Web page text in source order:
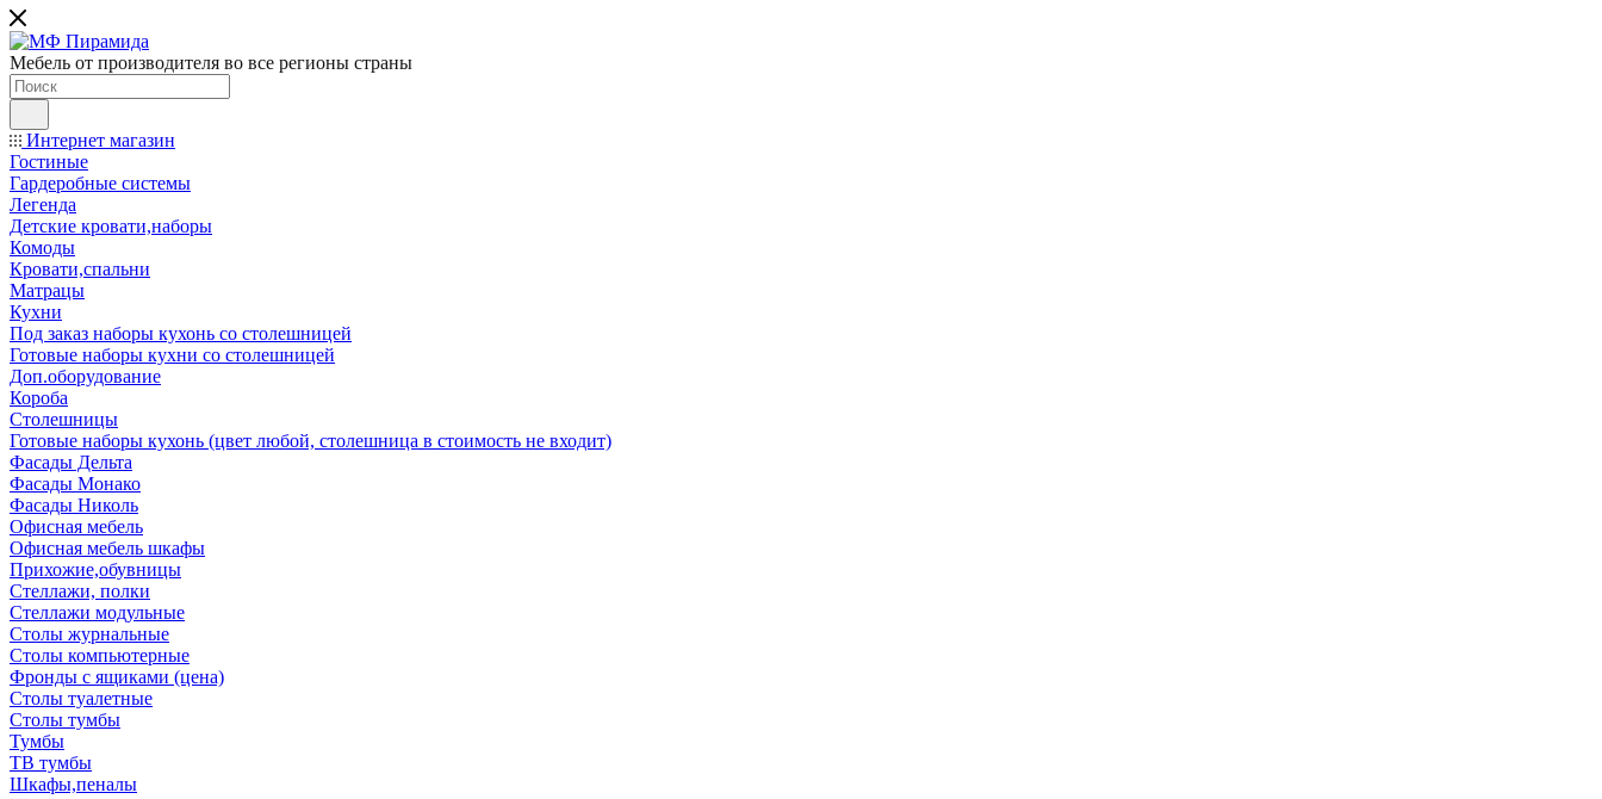
Мебель от производителя во все регионы страны
Интернет магазин
Гостиные
Гардеробные системы
Легенда
Детские кровати,наборы
Комоды
Кровати,спальни
Матрацы
Кухни
Под заказ наборы кухонь со столешницей
Готовые наборы кухни со столешницей
Доп.оборудование
Короба
Столешницы
Готовые наборы кухонь (цвет любой, столешница в стоимость не входит)
Фасады Дельта
Фасады Монако
Фасады Николь
Офисная мебель
Офисная мебель шкафы
Прихожие,обувницы
Стеллажи, полки
Стеллажи модульные
Столы журнальные
Столы компьютерные
Фронды с ящиками (цена)
Столы туалетные
Столы тумбы
Тумбы
ТВ тумбы
Шкафы,пеналы